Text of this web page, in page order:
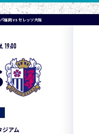
福岡 vs セレッソ大阪
19:00
ジアム
0
1 0 0